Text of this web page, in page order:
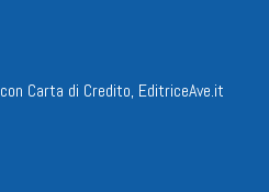
Carta di Credito, EditriceAve.it